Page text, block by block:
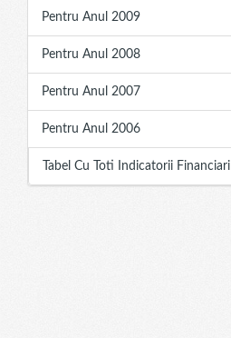
Pentru Anul 2009
Pentru Anul 2008
Pentru Anul 2007
Pentru Anul 2006
Tabel Cu Toti Indicatorii Financiari